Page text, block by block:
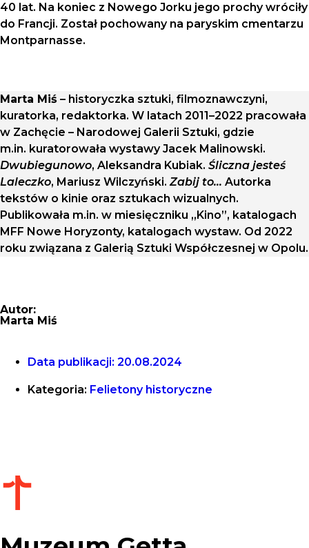
40 lat. Na koniec z Nowego Jorku jego prochy wróciły
do Francji. Został pochowany na paryskim cmentarzu
Montparnasse.
Marta Miś – historyczka sztuki, filmoznawczyni,
kuratorka, redaktorka. W latach 2011–2022 pracowała
w Zachęcie – Narodowej Galerii Sztuki, gdzie
m.in. kuratorowała wystawy Jacek Malinowski.
Dwubiegunowo, Aleksandra Kubiak. Śliczna jesteś
Laleczko, Mariusz Wilczyński. Zabij to… Autorka
tekstów o kinie oraz sztukach wizualnych.
Publikowała m.in. w miesięczniku „Kino”, katalogach
MFF Nowe Horyzonty, katalogach wystaw. Od 2022
roku związana z Galerią Sztuki Współczesnej w Opolu.
Autor:
Marta Miś
Data publikacji: 20.08.2024
Kategoria: Felietony historyczne